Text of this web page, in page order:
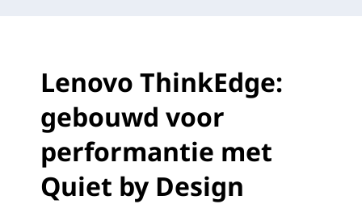
Lenovo ThinkEdge:
gebouwd voor
performantie met
Quiet by Design